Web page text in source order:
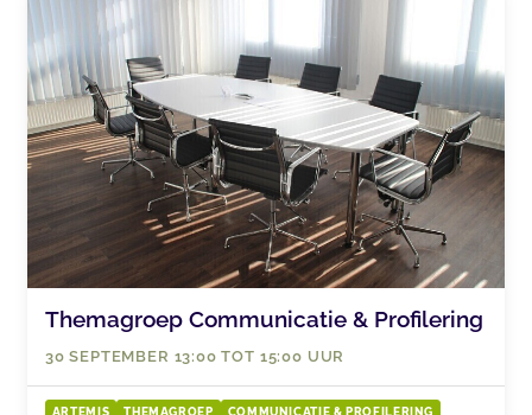
Themagroep Communicatie & Profilering
30 SEPTEMBER 13:00 TOT 15:00 UUR
ARTEMIS THEMAGROEP COMMUNICATIE & PROFILERING